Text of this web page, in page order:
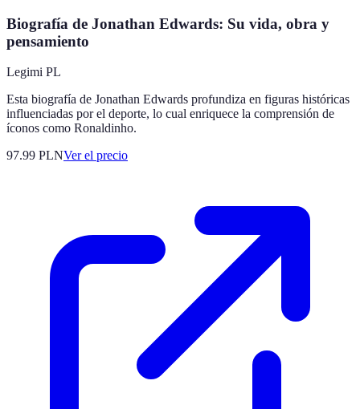
Biografía de Jonathan Edwards: Su vida, obra y
pensamiento
Legimi PL
Esta biografía de Jonathan Edwards profundiza en figuras históricas
influenciadas por el deporte, lo cual enriquece la comprensión de
íconos como Ronaldinho.
97.99 PLNVer el precio